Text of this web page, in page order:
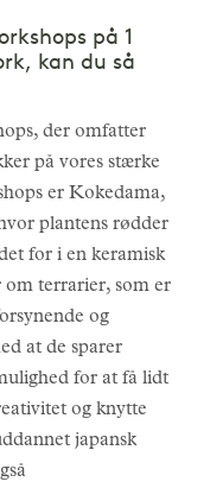
på 1
kan du så
der omfatter
på vores stærke
er Kokedama,
plantens rødder
for i en keramisk
terrarier, som er
og
at de sparer
for at få lidt
og knytte
japansk